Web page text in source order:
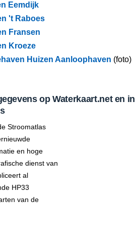
Eemdijk
't Raboes
Fransen
Kroeze
Huizen Aanloophaven (foto)
op Waterkaart.net en in
Stroomatlas
en hoge
dienst van
al
HP33
van de